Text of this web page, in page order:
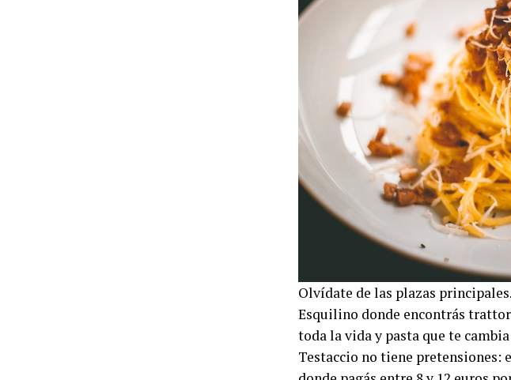
Olvídate de las plazas
Esquilino donde encontrás
toda la vida y pasta que te
Testaccio no tiene pretensiones: